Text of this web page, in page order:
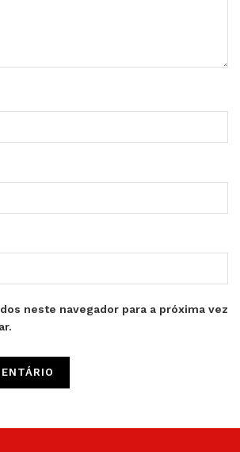
neste navegador para a próxima vez